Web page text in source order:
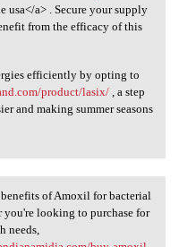
usa</a> . Secure your supply
from the efficacy of this
efficiently by opting to
product/lasix/, a step
and making summer seasons
benefits
of Amoxil for bacterial
you're looking to purchase for
needs,